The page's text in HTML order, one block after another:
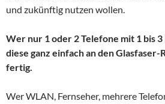
und zukünftig nutzen wollen.
Wer nur 1 oder 2 Telefone mit 1 bis
diese ganz einfach an den
fertig.
Wer WLAN, Fernseher, mehrere